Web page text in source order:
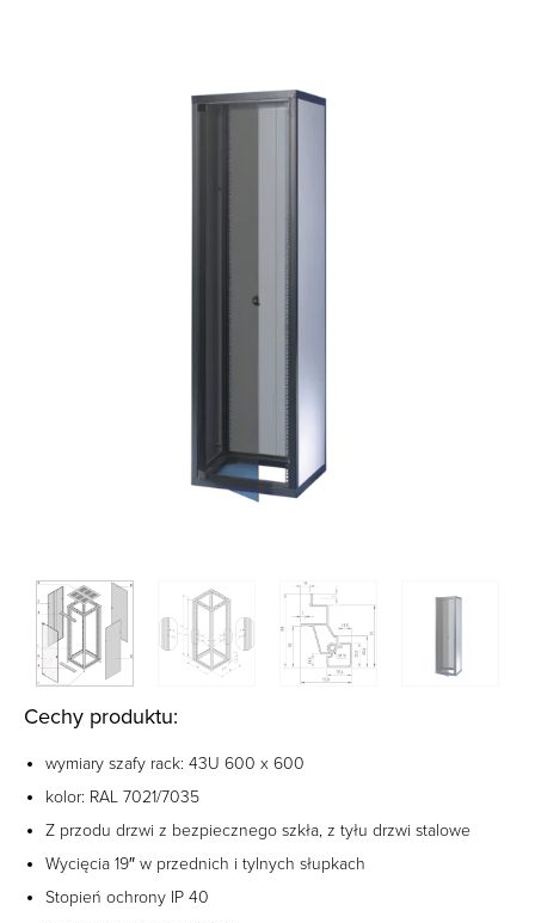
Cechy produktu:
wymiary szafy rack: 43U 600 x 600
kolor: RAL 7021/7035
Z przodu drzwi z bezpiecznego szkła, z tyłu drzwi stalowe
Wycięcia 19″ w przednich i tylnych słupkach
Stopień ochrony IP 40